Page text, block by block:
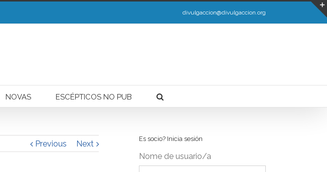
divulgaccion@divulgaccion.org
NOVAS ESCÉPTICOS NO PUB
Previous Next
Es socio? Inicia sesión
Nome de usuario/a